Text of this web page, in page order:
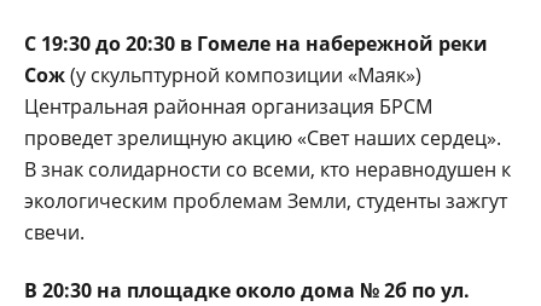
С 19:30 до 20:30 в Гомеле на набережной реки
Сож(у скульптурной композиции «Маяк»)
Центральная районная организация БРСМ
проведет зрелищную акцию «Свет наших сердец».
В знак солидарности со всеми, кто неравнодушен к
экологическим проблемам Земли, студенты зажгут
свечи.
В 20:30 на площадке около дома № 2б по ул.